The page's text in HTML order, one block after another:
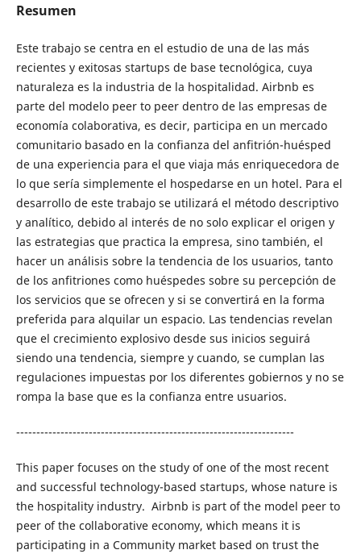
Resumen
Este trabajo se centra en el estudio de una de las más
recientes y exitosas startups de base tecnológica, cuya
naturaleza es la industria de la hospitalidad. Airbnb es
parte del modelo peer to peer dentro de las empresas de
economía colaborativa, es decir, participa en un mercado
comunitario basado en la confianza del anfitrión-huésped
de una experiencia para el que viaja más enriquecedora de
lo que sería simplemente el hospedarse en un hotel. Para el
desarrollo de este trabajo se utilizará el método descriptivo
y analítico, debido al interés de no solo explicar el origen y
las estrategias que practica la empresa, sino también, el
hacer un análisis sobre la tendencia de los usuarios, tanto
de los anfitriones como huéspedes sobre su percepción de
los servicios que se ofrecen y si se convertirá en la forma
preferida para alquilar un espacio. Las tendencias revelan
que el crecimiento explosivo desde sus inicios seguirá
siendo una tendencia, siempre y cuando, se cumplan las
regulaciones impuestas por los diferentes gobiernos y no se
rompa la base que es la confianza entre usuarios.
---------------------------------------------------------------------
This paper focuses on the study of one of the most recent
and successful technology-based startups, whose nature is
the hospitality industry. Airbnb is part of the model peer to
peer of the collaborative economy, which means it is
participating in a Community market based on trust the